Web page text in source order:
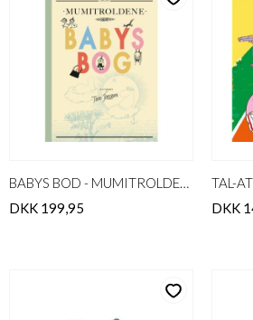
BABYS BOD - MUMITROLDENE
DKK 199,95
TAL-
DKK